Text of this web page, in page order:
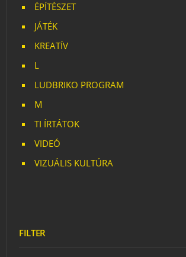
ÉPÍTÉSZET
JÁTÉK
KREATÍV
L
LUDBRIKO PROGRAM
M
TI ÍRTÁTOK
VIDEÓ
VIZUÁLIS KULTÚRA
FILTER